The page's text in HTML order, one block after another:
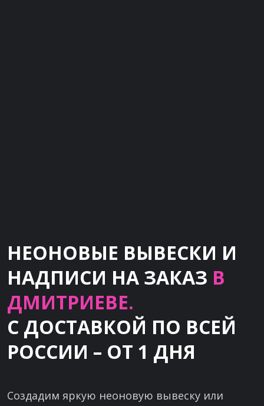
НЕОНОВЫЕ ВЫВЕСКИ И
НАДПИСИ НА ЗАКАЗ В
ДМИТРИЕВЕ.
С ДОСТАВКОЙ ПО ВСЕЙ
РОССИИ – ОТ 1 ДНЯ
Создадим яркую неоновую вывеску или